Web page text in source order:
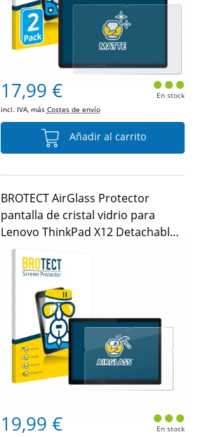
17,99 €
incl. IVA, más Costes de envío
En stock
Añadir al carrito
BROTECT AirGlass Protector
pantalla de cristal vidrio para
Lenovo ThinkPad X12 Detachable
Gen 2
19,99 € En stock